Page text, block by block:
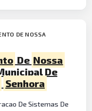
DE NOSSA
De Nossa
De
Senhora
De Sistemas De